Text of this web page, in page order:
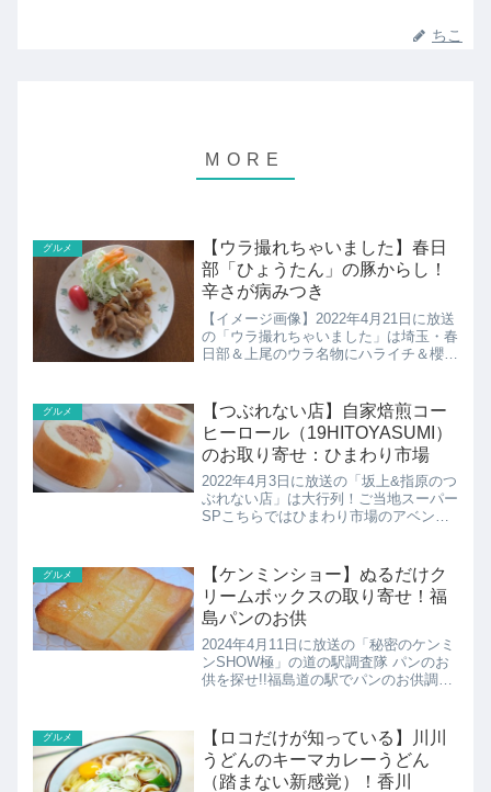
ちこ
グルメ
【ウラ撮れちゃいました】春日
部「ひょうたん」の豚からし！
辛さが病みつき
【イメージ画像】2022年4月21日に放送
の「ウラ撮れちゃいました」は埼玉・春
日部＆上尾のウラ名物にハライチ＆櫻坂
ん」の豚からしの紹介です！
グルメ
【つぶれない店】自家焙煎コー
ヒーロール（19HITOYASUMI）
のお取り寄せ：ひまわり市場
2022年4月3日に放送の「坂上&指原のつ
ぶれない店」は大行列！ご当地スーパー
SPこちらではひまわり市場のアベンジ
の紹介です！
グルメ
【ケンミンショー】ぬるだけク
リームボックスの取り寄せ！福
島パンのお供
2024年4月11日に放送の「秘密のケンミ
ンSHOW極」の道の駅調査隊 パンのお
供を探せ!!福島道の駅でパンのお供調
ックスのお取り寄せの紹介です！
グルメ
【ロコだけが知っている】川川
うどんのキーマカレーうどん
（踏まない新感覚）！香川